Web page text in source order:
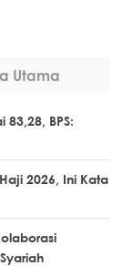
Utama
BPS:
2026, Ini Kata